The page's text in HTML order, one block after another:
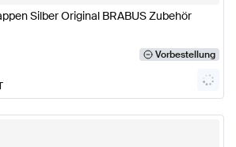
Silber Original BRABUS Zubehör
Vorbestellung